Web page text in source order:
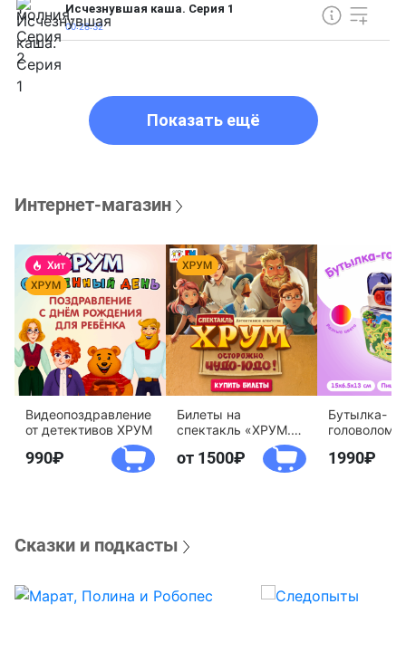
Исчезнувшая каша. Серия 1
00:28:32
Показать ещё
Интернет-магазин
Видеопоздравление
от детективов ХРУМ
990
Билеты на
спектакль «ХРУМ.
Осторожно, Чудо-
Юдо!»
от 1500
Бутылка-
агентство
1990
Сказки и подкасты